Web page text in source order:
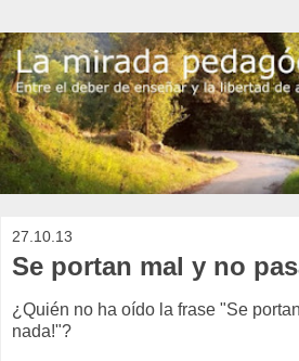
27.10.13
Se portan mal y no
¿Quién no ha oído la frase "Se
nada!"?